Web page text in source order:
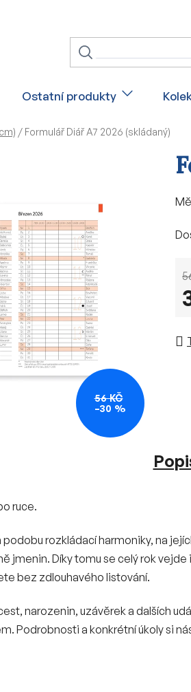
Ostatní produkty
/ Formulář Diář A7 2026 (skládaný)
56 KČ
–30 %
ruce.
rozkládací harmoniky, na
jmenin. Díky tomu se celý rok vejde
bez zdlouhavého listování.
narozenin, uzávěrek a dalších
Podrobnosti a konkrétní úkoly si